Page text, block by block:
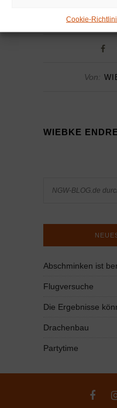
Cookie-
Von:
WIEBKE
Abschminken ist
Flugversuche
Die Ergebnisse
Drachenbau
Partytime